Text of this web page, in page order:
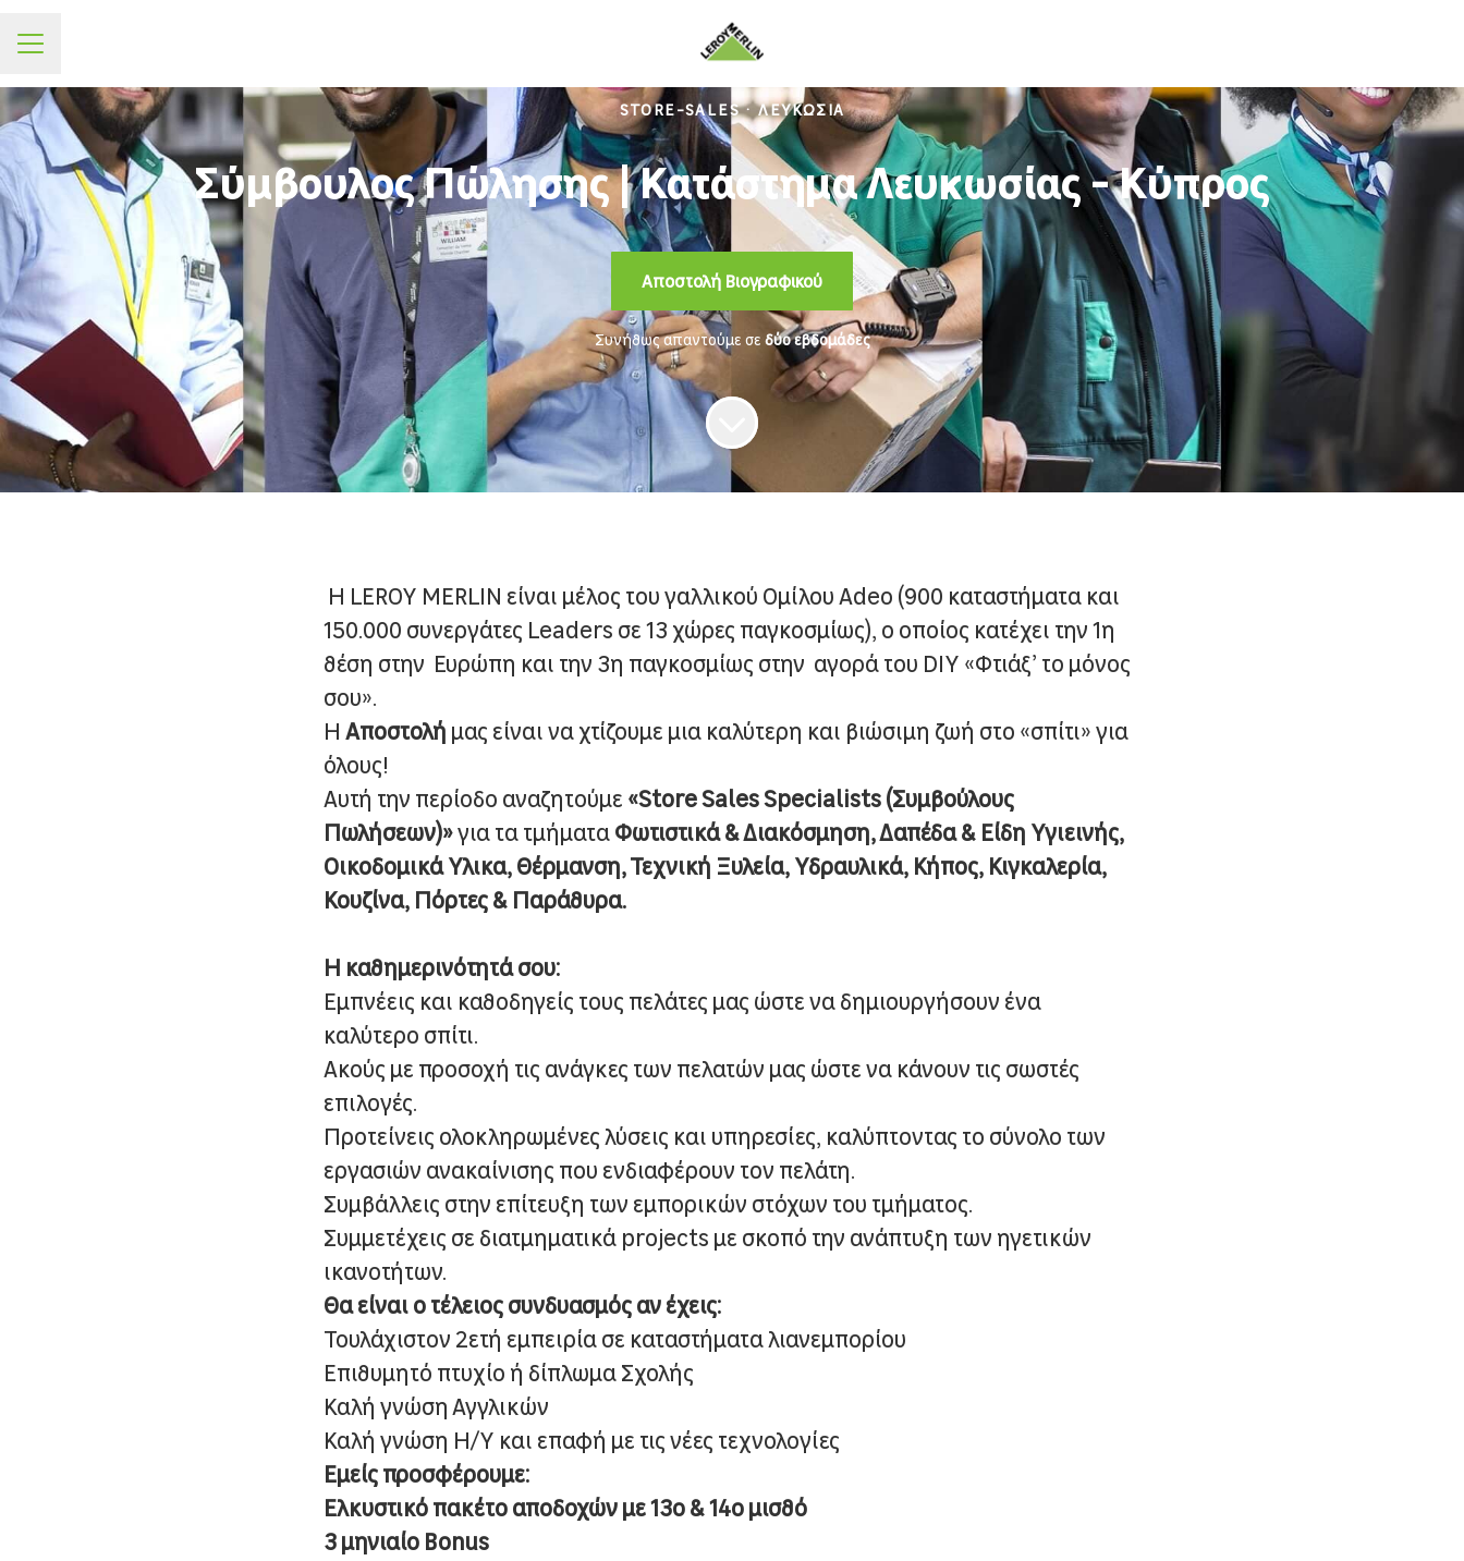
ΜΕΝΟΥ
STORE-SALES · ΛΕΥΚΩΣΊΑ
Σύμβουλος Πώλησης | Κατάστημα Λευκωσίας - Κύπρος
Αποστολή Βιογραφικού
Συνήθως απαντούμε σε δύο εβδομάδες
Η LEROY MERLIN είναι μέλος του γαλλικού Ομίλου Adeο (900 καταστήματα και
150.000 συνεργάτες Leaders σε 13 χώρες παγκοσμίως), o οποίος κατέχει την 1η
θέση στην Ευρώπη και την 3η παγκοσμίως στην αγορά του DIY «Φτιάξ’ το μόνος
σου».
Η Aποστολή μας είναι να χτίζουμε μια καλύτερη και βιώσιμη ζωή στο «σπίτι» για
όλους!
Αυτή την περίοδο αναζητούμε «Store Sales Specialists (Συμβούλους
Πωλήσεων)»για τα τμήματα Φωτιστικά & Διακόσμηση, Δαπέδα & Είδη Υγιεινής,
Οικοδομικά Υλικα, Θέρμανση, Τεχνική Ξυλεία, Υδραυλικά, Κήπος, Κιγκαλερία,
Κουζίνα, Πόρτες & Παράθυρα.
Η καθημερινότητά σου:
Εμπνέεις και καθοδηγείς τους πελάτες μας ώστε να δημιουργήσουν ένα
καλύτερο σπίτι.
Ακούς με προσοχή τις ανάγκες των πελατών μας ώστε να κάνουν τις σωστές
επιλογές.
Προτείνεις ολοκληρωμένες λύσεις και υπηρεσίες, καλύπτοντας το σύνολο των
εργασιών ανακαίνισης που ενδιαφέρουν τον πελάτη.
Συμβάλλεις στην επίτευξη των εμπορικών στόχων του τμήματος.
Συμμετέχεις σε διατμηματικά projects με σκοπό την ανάπτυξη των ηγετικών
ικανοτήτων.
Θα είναι ο τέλειος συνδυασμός αν έχεις:
Τουλάχιστον 2ετή εμπειρία σε καταστήματα λιανεμπορίου
Επιθυμητό πτυχίο ή δίπλωμα Σχολής
Καλή γνώση Αγγλικών
Καλή γνώση Η/Υ και επαφή με τις νέες τεχνολογίες
Εμείς προσφέρουμε:
Ελκυστικό πακέτο αποδοχών με 13ο & 14ο μισθό
3 μηνιαίο Bonus